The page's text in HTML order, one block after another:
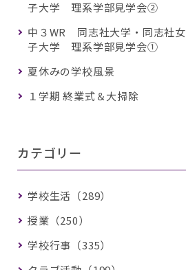
子大学 理系学部見学会②
中３WR 同志社大学・同志社女
子大学 理系学部見学会①
夏休みの学校風景
１学期 終業式＆大掃除
カテゴリー
学校生活（289）
授業（250）
学校行事（335）